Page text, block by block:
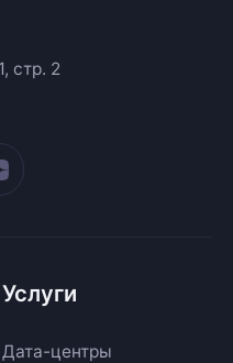
стр. 2
Услуги
Дата-центры